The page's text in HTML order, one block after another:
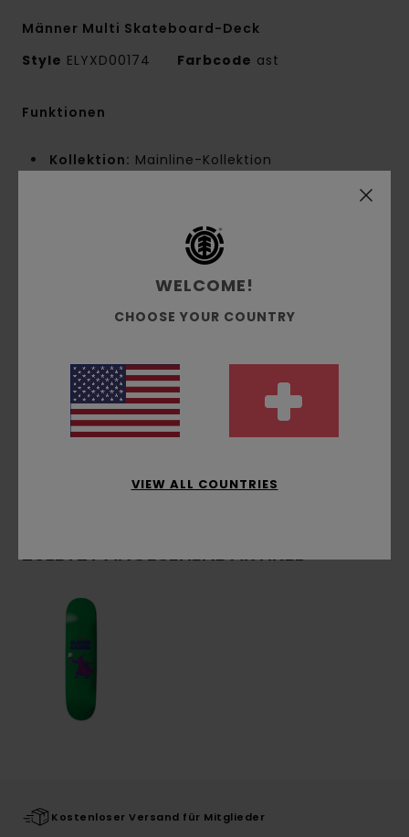
Männer Multi Skateboard-Deck
Style ELYXD00174 Farbcode ast
Funktionen
Kollektion: Mainline-Kollektion
8,25" Länge: 31,855" Radstand: 14,25"
Weitere Merkmale: FSC-zertifiziertes
kanadisches Ahornholz
Lack auf Bio-Basis
Zusammensetzung[Hauptstoff] 100 % Holz
Versand & Rückversand
ZULETZT ANGESEHENE ARTIKEL
Kostenloser Versand für Mitglieder
WELCOME!
CHOOSE YOUR COUNTRY
VIEW ALL COUNTRIES